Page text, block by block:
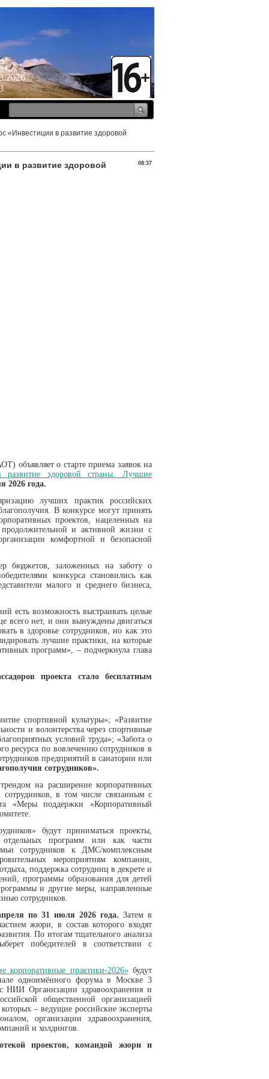
«Инвестиции в развитие здоровой
08:37
в развитие здоровой
объявляет о старте приема заявок на
развитие здоровой страны. Лучшие
2026 года.
лучших практик российских
В конкурсе могут принять
проектов, нацеленных на
продолжительной и активной жизни с
комфортной и безопасной
бюджетов, заложенных на заботу о
конкурса становились как
малого и среднего бизнеса,
есть возможность выстраивать целые
всего нет, и они вынуждены двигаться
в здоровье сотрудников, но как это
лучшие практики, на которые
программ», – подчеркнула глава
проекта стало бесплатным
спортивной культуры»; «Развитие
и волонтерства через спортивные
условий труда»; «Забота о
ресурса по вовлечению сотрудников в
предприятий в санатории или
сотрудников».
на расширение корпоративных
в том числе связанным с
«Меры поддержки «Корпоративный
будут приниматься проекты,
программ или как части
сотрудников к ДМС/комплексным
мероприятиям компании,
поддержка сотрудниц в декрете и
программы образования для детей
и другие меры, направленные
сотрудников.
по 31 июля 2026 года. Затем в
жюри, в состав которого входят
По итогам тщательного анализа
победителей в соответствии с
корпоративные практики-2026»будут
одноимённого форума в Москве 3
НИИ Организации здравоохранения и
общественной организацией
– ведущие российские эксперты
организации здравоохранения,
и холдингов.
проектов, командой жюри и